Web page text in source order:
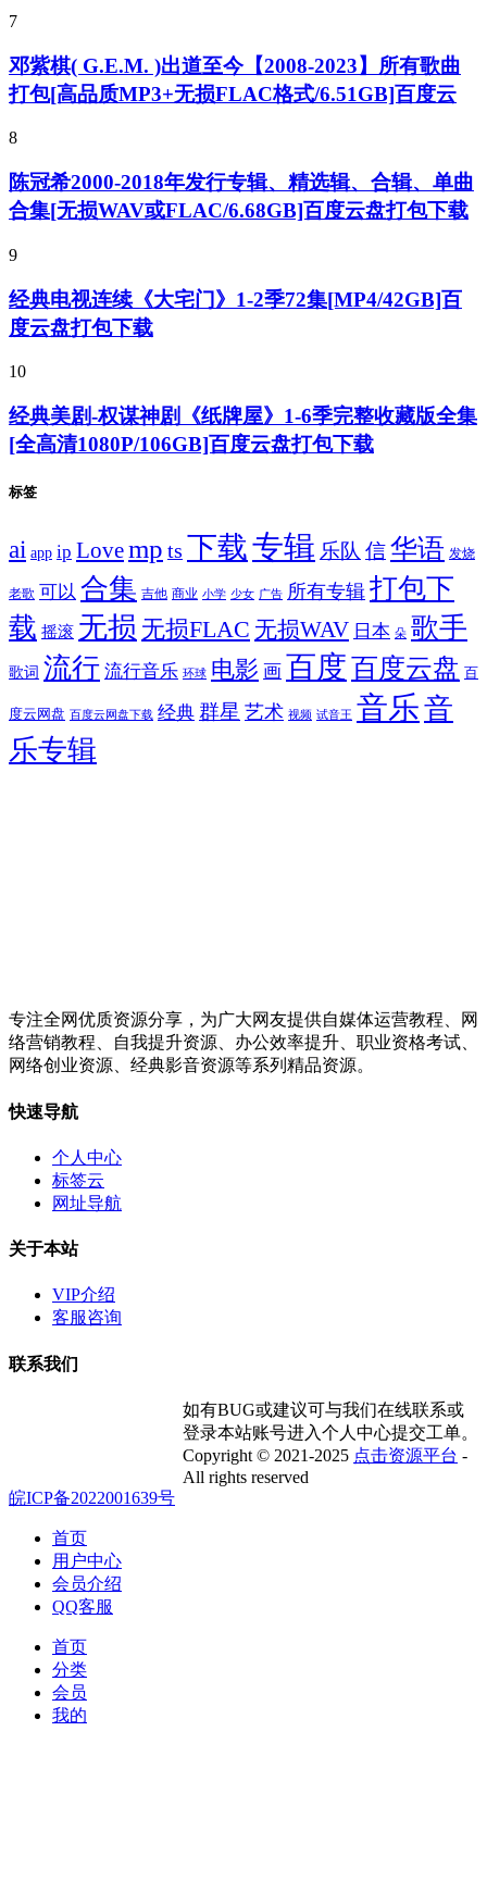
7
邓紫棋( G.E.M. )出道至今【2008-2023】所有歌曲
打包[高品质MP3+无损FLAC格式/6.51GB]百度云
8
陈冠希2000-2018年发行专辑、精选辑、合辑、单曲
合集[无损WAV或FLAC/6.68GB]百度云盘打包下载
9
经典电视连续《大宅门》1-2季72集[MP4/42GB]百
度云盘打包下载
10
经典美剧-权谋神剧《纸牌屋》1-6季完整收藏版全集
[全高清1080P/106GB]百度云盘打包下载
标签
ai app ip Lovemp ts 下载专辑 乐队 信华语 发烧
老歌 可以 合集 吉他 商业 小学 少女 广告 所有专辑 打包下
载 摇滚 无损 无损FLAC 无损WAV 日本 朵 歌手
歌词 流行 流行音乐 环球 电影 画 百度百度云盘 百
度云网盘 百度云网盘下载 经典 群星 艺术 视频 试音王 音乐音
乐专辑
专注全网优质资源分享，为广大网友提供自媒体运营教程、网
络营销教程、自我提升资源、办公效率提升、职业资格考试、
网络创业资源、经典影音资源等系列精品资源。
快速导航
个人中心
标签云
网址导航
关于本站
VIP介绍
客服咨询
联系我们
如有BUG或建议可与我们在线联系或
登录本站账号进入个人中心提交工单。
Copyright © 2021-2025 点击资源平台 -
All rights reserved
皖ICP备2022001639号
首页
用户中心
会员介绍
QQ客服
首页
分类
会员
我的